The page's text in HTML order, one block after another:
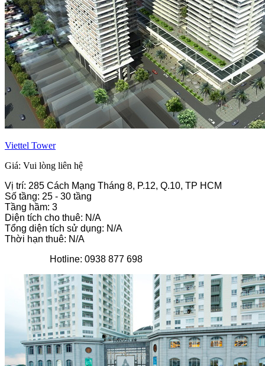
Viettel Tower
Giá: Vui lòng liên hệ
Vị trí: 285 Cách Mạng Tháng 8, P.12, Q.10, TP HCM
Số tầng: 25 - 30 tầng
Tầng hầm: 3
Diện tích cho thuê: N/A
Tổng diện tích sử dụng: N/A
Thời hạn thuê: N/A
Hotline: 0938 877 698